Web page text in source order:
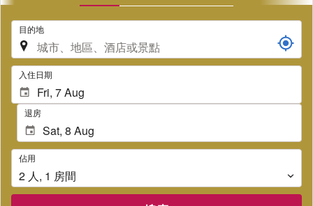
. 目的地
. 入住日期
退房
佔
用
佔用
2 人 , 1 房間